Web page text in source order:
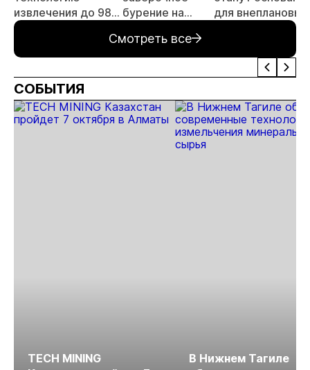
извлечения до 98%
золота из
металлургического
шлака
бурение на
месторождении
Дегдекан
для внеплановых
Смотреть все
СОБЫТИЯ
TECH MINING
В Нижнем Тагиле